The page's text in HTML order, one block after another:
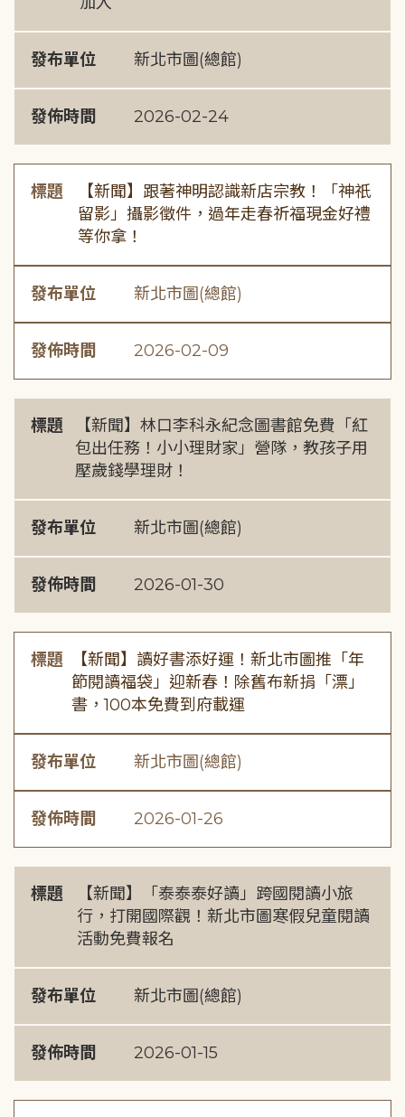
發布單位 新北市圖(總館)
發佈時間 2026-02-24
標題
【新聞】跟著神明認識新店宗教！「神祇
留影」攝影徵件，過年走春祈福現金好禮
等你拿！
發布單位 新北市圖(總館)
發佈時間 2026-02-09
標題
【新聞】林口李科永紀念圖書館免費「紅
包出任務！小小理財家」營隊，教孩子用
壓歲錢學理財！
發布單位 新北市圖(總館)
發佈時間 2026-01-30
標題
【新聞】讀好書添好運！新北市圖推「年
節閱讀福袋」迎新春！除舊布新捐「漂」
書，100本免費到府載運
發布單位 新北市圖(總館)
發佈時間 2026-01-26
標題
【新聞】「泰泰泰好讀」跨國閱讀小旅
行，打開國際觀！新北市圖寒假兒童閱讀
活動免費報名
發布單位 新北市圖(總館)
發佈時間 2026-01-15